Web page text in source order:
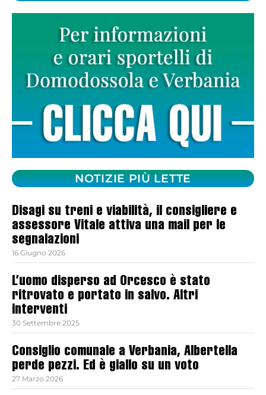
NOTIZIE PIÙ LETTE
Disagi su treni e viabilità, il consigliere e
assessore Vitale attiva una mail per le
segnalazioni
16 Giugno 2026
L’uomo disperso ad Orcesco è stato
ritrovato e portato in salvo. Altri
interventi
30 Settembre 2025
Consiglio comunale a Verbania, Albertella
perde pezzi. Ed è giallo su un voto
27 Marzo 2026